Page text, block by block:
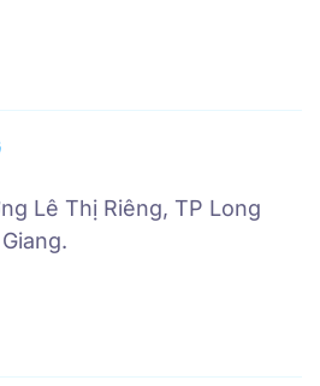
Lê Thị Riêng, TP Long